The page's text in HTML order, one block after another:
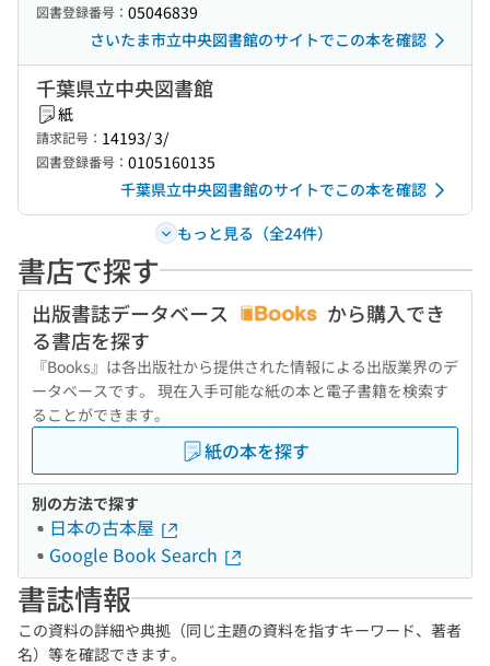
図書登録番号： 05046839
さいたま市立中央図書館のサイトでこの本を確認
千葉県立中央図書館
紙
請求記号： 14193/ 3/
図書登録番号： 0105160135
千葉県立中央図書館のサイトでこの本を確認
もっと見る（全24件）
書店で探す
出版書誌データベース
から購入でき
る書店を探す
『Books』は各出版社から提供された情報による出版業界のデ
ータベースです。 現在入手可能な紙の本と電子書籍を検索す
ることができます。
紙の本を探す
別の方法で探す
日本の古本屋
Google Book Search
書誌情報
この資料の詳細や典拠（同じ主題の資料を指すキーワード、著者
名）等を確認できます。